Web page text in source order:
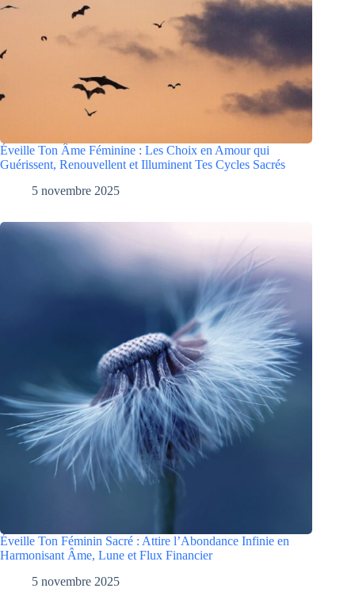
Éveille Ton Âme Féminine : Les Choix en Amour qui
Guérissent, Renouvellent et Illuminent Tes Cycles Sacrés
5 novembre 2025
Éveille Ton Féminin Sacré : Attire l’Abondance Infinie en
Harmonisant Âme, Lune et Flux Financier
5 novembre 2025